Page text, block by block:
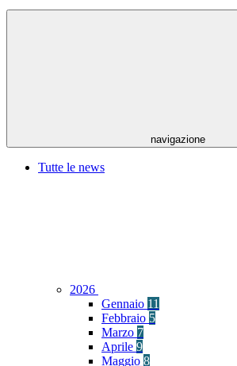
navigazione
Tutte le news
2026
Gennaio 11
Febbraio 5
Marzo 7
Aprile 9
Maggio 8